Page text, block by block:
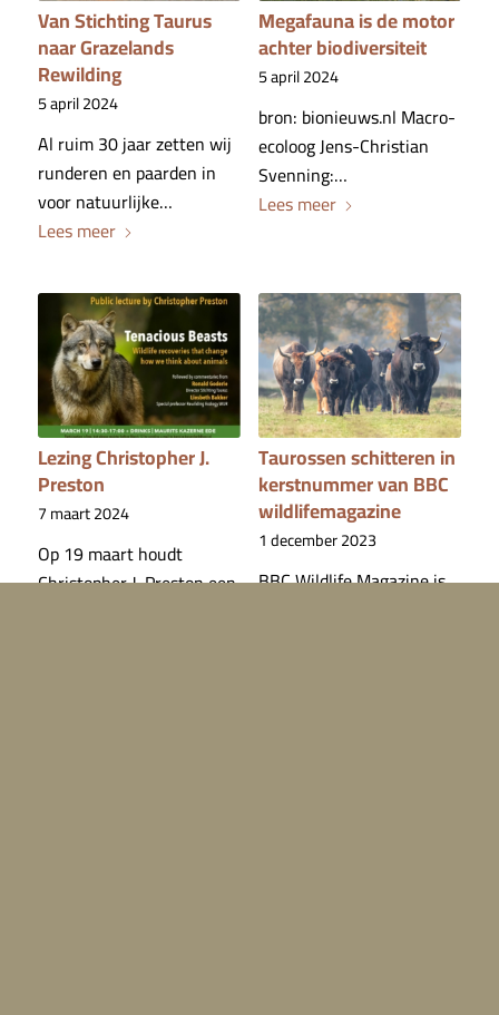
Van Stichting Taurus
naar Grazelands
Rewilding
5 april 2024
Al ruim 30 jaar zetten wij
runderen en paarden in
voor natuurlijke…
Lees meer
Megafauna is de motor
achter biodiversiteit
5 april 2024
bron: bionieuws.nl Macro-
ecoloog Jens-Christian
Svenning:…
Lees meer
Lezing Christopher J.
Preston
7 maart 2024
Op 19 maart houdt
Christopher J. Preston een
Taurossen schitteren in
kerstnummer van BBC
wildlifemagazine
1 december 2023
BBC Wildlife Magazine is